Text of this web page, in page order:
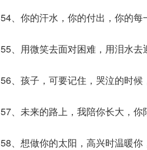
54、你的汗水，你的付出，你的每
55、用微笑去面对困难，用泪水去
56、孩子，可要记住，哭泣的时候
57、未来的路上，我陪你长大，你
58、想做你的太阳，高兴时温暖你